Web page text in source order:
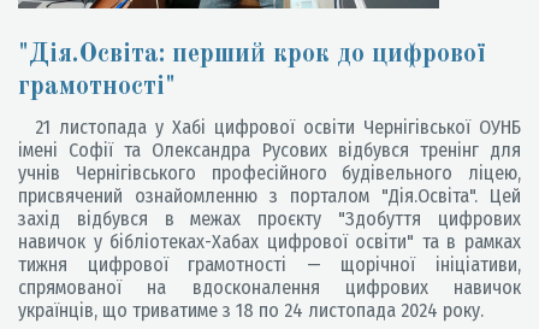
"Дія.Освіта: перший крок до цифрової
грамотності"
21 листопада у Хабі цифрової освіти Чернігівської ОУНБ
імені Софії та Олександра Русових відбувся тренінг для
учнів Чернігівського професійного будівельного ліцею,
присвячений ознайомленню з порталом "Дія.Освіта". Цей
захід відбувся в межах проєкту "Здобуття цифрових
навичок у бібліотеках-Хабах цифрової освіти" та в рамках
тижня цифрової грамотності — щорічної ініціативи,
спрямованої на вдосконалення цифрових навичок
українців, що триватиме з 18 по 24 листопада 2024 року.